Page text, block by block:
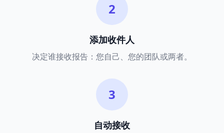
2
添加收件人
决定谁接收报告：您自己、您的团队或两者。
3
自动接收